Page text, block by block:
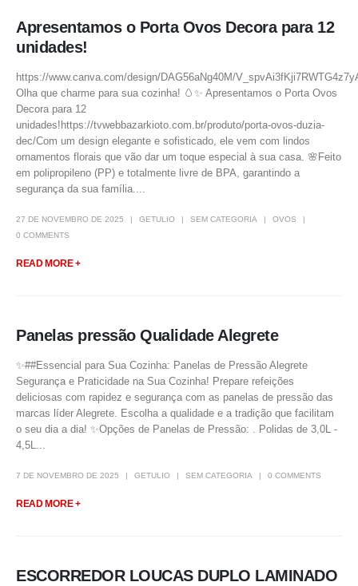
Apresentamos o Porta Ovos Decora para 12
unidades!
https://www.canva.com/design/DAG56aNg40M/
Olha que charme para sua cozinha! 🥚✨ Apresentamos o Porta Ovos
Decora para 12
unidades!https://tvwebbazarkioto.com.br/produto/porta-ovos-duzia-
dec/Com um design elegante e sofisticado, ele vem com lindos
ornamentos florais que vão dar um toque especial à sua casa. 🌸Feito
em polipropileno (PP) e totalmente livre de BPA, garantindo a
segurança da sua família....
27 DE NOVEMBRO DE 2025 GETULIO SEM CATEGORIA
OVOS
0 COMMENTS
READ MORE +
Panelas pressão Qualidade Alegrete
✨##Essencial para Sua Cozinha: Panelas de Pressão Alegrete
Segurança e Praticidade na Sua Cozinha! Prepare refeições
deliciosas com rapidez e segurança com as panelas de pressão das
marcas líder Alegrete. Escolha a qualidade e a tradição que facilitam
o seu dia a dia! ✨Opções de Panelas de Pressão: . Polidas de 3,0L -
4,5L...
7 DE NOVEMBRO DE 2025 GETULIO SEM CATEGORIA 0 COMMENTS
READ MORE +
ESCORREDOR LOUCAS DUPLO LAMINADO